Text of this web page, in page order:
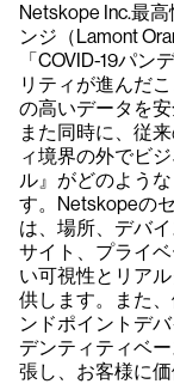
Netskope Inc.最
ンジ（Lamont
「COVID-19パ
リティが進んだ
の高いデータを
また同時に、従
ィ境界の外でビ
ル』がどのよう
す。Netskopeの
は、場所、デバ
サイト、プライ
い可視性とリア
供します。また
ンドポイントデ
デンティティベ
張し、お客様に価